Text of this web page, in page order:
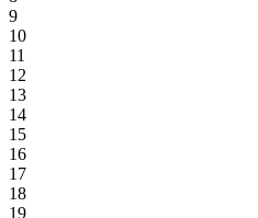
9
10
11
12
13
14
15
16
17
18
19